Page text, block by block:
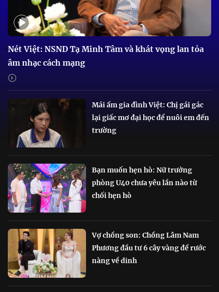
Nét Việt: NSND Tạ Minh Tâm và khát vọng lan tỏa
âm nhạc cách mạng
Mái ấm gia đình Việt: Chị gái gác
lại giấc mơ đại học để nuôi em đến
trường
Bạn muốn hẹn hò: Nữ trưởng
phòng U40 chưa yêu lần nào từ
chối hẹn hò
Vợ chồng son: Chồng Lâm Nam
Phương đầu tư 6 cây vàng để rước
nàng về dinh